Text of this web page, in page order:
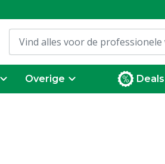
Overige Deals